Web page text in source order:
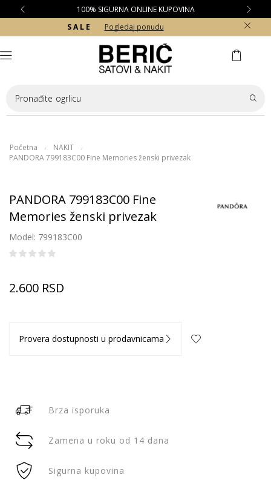
100% SIGURNA ONLINE KUPOVINA
S A L E
Pogledaj ponudu
Pronađite ogrlicu
Početna / NAKIT /
PANDORA 799183C00 Fine Memories ženski privezak
PANDORA 799183C00 Fine
Memories ženski privezak
Model: 799183C00
2.600 RSD
Provera dostupnosti u prodavnicama
Brza isporuka
Zamena u roku od 14 dana
Sigurna kupovina